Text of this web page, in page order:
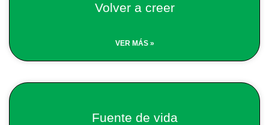
Volver a creer
VER MÁS »
Fuente de vida